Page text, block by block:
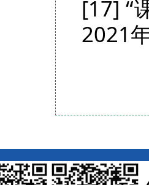
[17] “
2021